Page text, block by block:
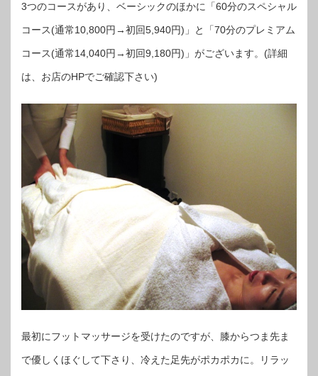
3つのコースがあり、ベーシックのほかに「60分のスペシャル
コース(通常10,800円→初回5,940円)」と「70分のプレミアム
コース(通常14,040円→初回9,180円)」がございます。(詳細
は、お店のHPでご確認下さい)
最初にフットマッサージを受けたのですが、膝からつま先ま
で優しくほぐして下さり、冷えた足先がポカポカに。リラッ